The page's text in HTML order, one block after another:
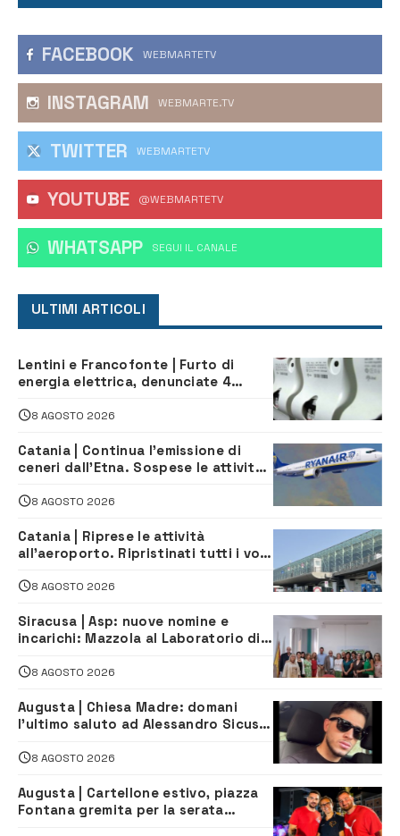
FACEBOOK WEBMARTETV
INSTAGRAM WEBMARTE.TV
TWITTER WEBMARTETV
YOUTUBE @WEBMARTETV
WHATSAPP ‎SEGUI IL CANALE
ULTIMI ARTICOLI
Lentini e Francofonte | Furto di
energia elettrica, denunciate 4
8 AGOSTO 2026
Catania | Continua l’emissione di
ceneri dall’Etna. Sospese le attività
8 AGOSTO 2026
Catania | Riprese le attività
all’aeroporto. Ripristinati tutti i voli
8 AGOSTO 2026
Siracusa | Asp: nuove nomine e
incarichi: Mazzola al Laboratorio di
Servizio Legale
8 AGOSTO 2026
Augusta | Chiesa Madre: domani
l’ultimo saluto ad Alessandro Sicuso,
8 AGOSTO 2026
Augusta | Cartellone estivo, piazza
Fontana gremita per la serata